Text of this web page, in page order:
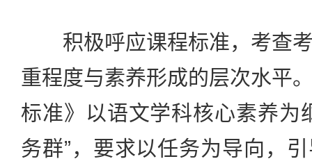
积极呼应课程标准，考查考
重程度与素养形成的层次水平
标准》以语文学科核心素养为
务群”，要求以任务为导向，